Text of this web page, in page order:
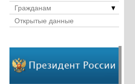
▼
Гражданам
Открытые данные